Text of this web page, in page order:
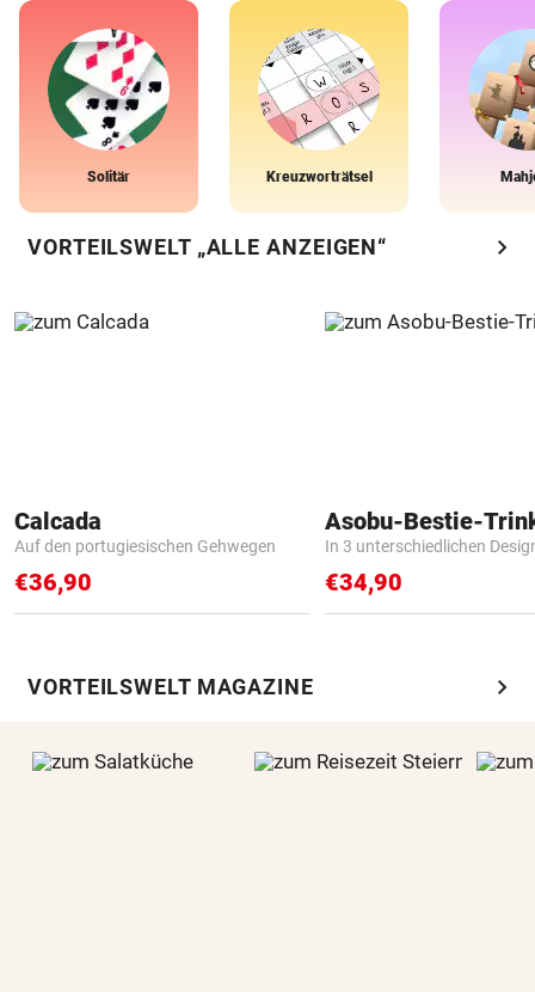
Solitär Kreuzworträtsel
VORTEILSWELT „ALLE ANZEIGEN“ chevron_right
Calcada
Auf den portugiesischen Gehwegen
€36,90
Asobu-Bestie-
In 3 unterschiedlichen
€34,90
VORTEILSWELT MAGAZINE chevron_right